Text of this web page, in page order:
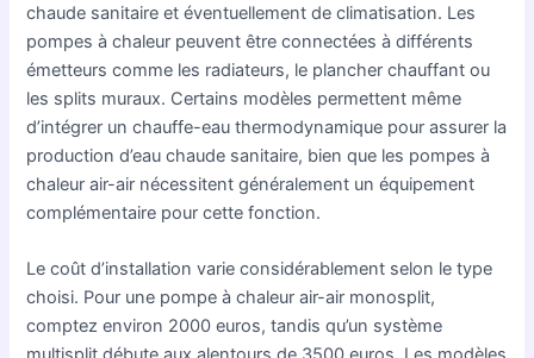
chaude sanitaire et éventuellement de climatisation. Les
pompes à chaleur peuvent être connectées à différents
émetteurs comme les radiateurs, le plancher chauffant ou
les splits muraux. Certains modèles permettent même
d’intégrer un chauffe-eau thermodynamique pour assurer la
production d’eau chaude sanitaire, bien que les pompes à
chaleur air-air nécessitent généralement un équipement
complémentaire pour cette fonction.
Le coût d’installation varie considérablement selon le type
choisi. Pour une pompe à chaleur air-air monosplit,
comptez environ 2000 euros, tandis qu’un système